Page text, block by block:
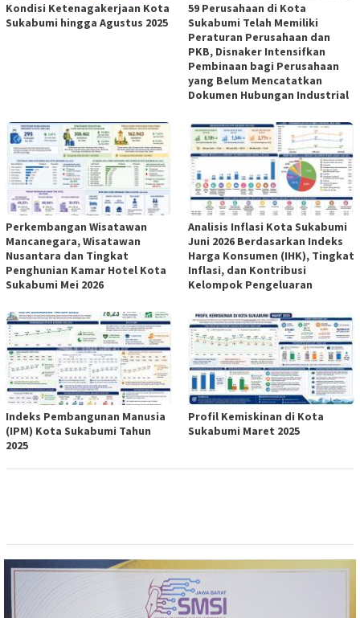
Kondisi Ketenagakerjaan Kota
Sukabumi hingga Agustus 2025
59 Perusahaan di Kota
Sukabumi Telah Memiliki
Peraturan Perusahaan dan
PKB, Disnaker Intensifkan
Pembinaan bagi Perusahaan
yang Belum Mencatatkan
Dokumen Hubungan Industrial
Perkembangan Wisatawan
Mancanegara, Wisatawan
Nusantara dan Tingkat
Penghunian Kamar Hotel Kota
Sukabumi Mei 2026
Analisis Inflasi Kota Sukabumi
Juni 2026 Berdasarkan Indeks
Harga Konsumen (IHK), Tingkat
Inflasi, dan Kontribusi
Kelompok Pengeluaran
Indeks Pembangunan Manusia
(IPM) Kota Sukabumi Tahun
2025
Profil Kemiskinan di Kota
Sukabumi Maret 2025